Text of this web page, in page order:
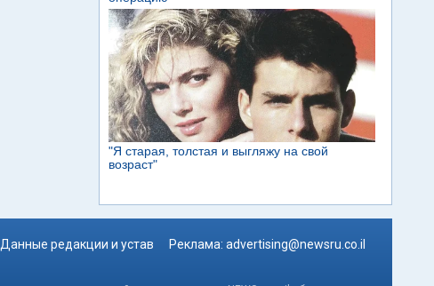
Данные редакции и устав Реклама: advertising@newsru.co.il